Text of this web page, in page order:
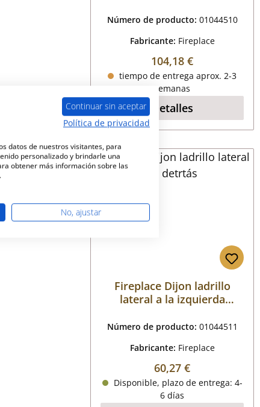
Número de producto: 01044510
Fabricante: Fireplace
Precio normal:
104,18 €
tiempo de entrega aprox. 2-3
semanas
Detalles
Fireplace Dijon ladrillo
lateral a la izquierda
Número de producto: 01044511
Fabricante: Fireplace
Precio normal:
60,27 €
Disponible, plazo de entrega: 4-
6 días
Continuar sin aceptar
Política de privacidad
datos de nuestros visitantes, para
personalizado y brindarle una
obtener más información sobre las
No, ajustar